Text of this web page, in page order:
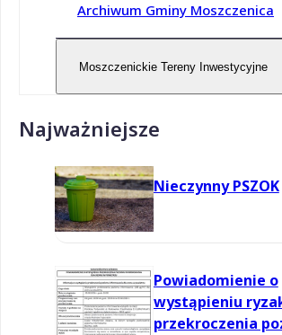
Archiwum Gminy Moszczenica
Moszczenickie Tereny Inwestycyjne
Najważniejsze
Nieczynny PSZOK
Powiadomienie o
wystąpieniu
przekroczenia